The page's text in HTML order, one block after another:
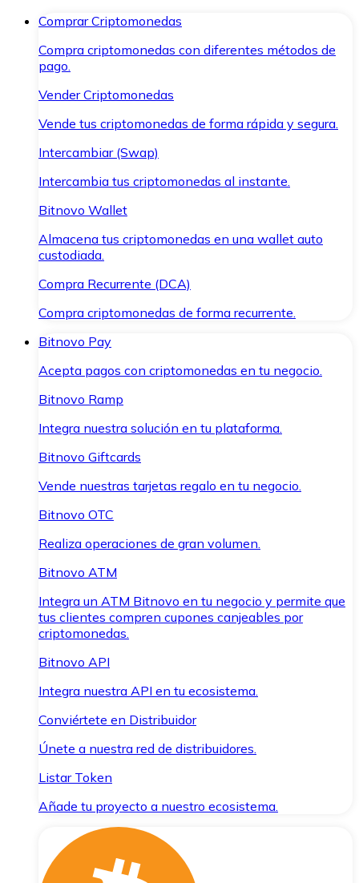
Comprar Criptomonedas
Compra criptomonedas con diferentes métodos de
pago.
Vender Criptomonedas
Vende tus criptomonedas de forma rápida y segura.
Intercambiar (Swap)
Intercambia tus criptomonedas al instante.
Bitnovo Wallet
Almacena tus criptomonedas en una wallet auto
custodiada.
Compra Recurrente (DCA)
Compra criptomonedas de forma recurrente.
Bitnovo Pay
Acepta pagos con criptomonedas en tu negocio.
Bitnovo Ramp
Integra nuestra solución en tu plataforma.
Bitnovo Giftcards
Vende nuestras tarjetas regalo en tu negocio.
Bitnovo OTC
Realiza operaciones de gran volumen.
Bitnovo ATM
Integra un ATM Bitnovo en tu negocio y permite que
tus clientes compren cupones canjeables por
criptomonedas.
Bitnovo API
Integra nuestra API en tu ecosistema.
Conviértete en Distribuidor
Únete a nuestra red de distribuidores.
Listar Token
Añade tu proyecto a nuestro ecosistema.